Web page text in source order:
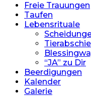
Freie Trauungen
Taufen
Lebensrituale
“JA” zu Dir
Beerdigungen
Kalender
Galerie